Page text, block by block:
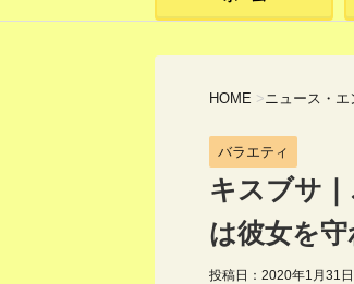
HOME >ニュース・エ
バラエティ
キスブサ
は彼女を
投稿日：2020年1月31日